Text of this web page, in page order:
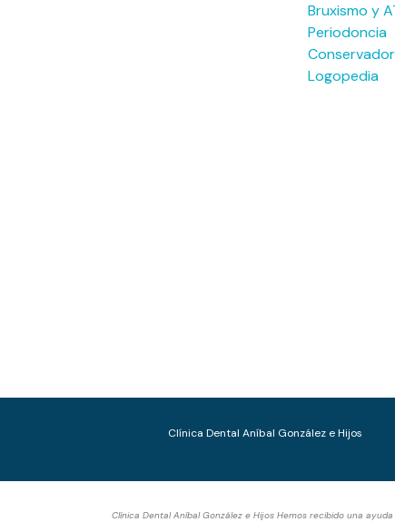
Bruxismo y
Periodoncia
Logopedia
Clínica Dental Aníbal González e Hijos
Clínica Dental Aníbal González e Hijos Hemos recibido una